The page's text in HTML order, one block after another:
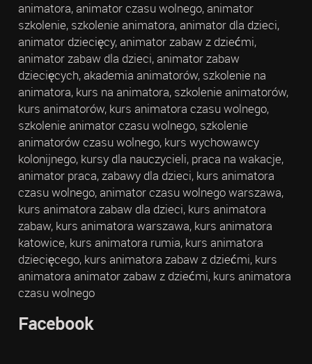
animatora, animator czasu wolnego, animator
szkolenie, szkolenie animatora, animator dla dzieci,
animator dziecięcy, animator zabaw z dziećmi,
animator zabaw dla dzieci, animator zabaw
dziecięcych, akademia animatorów, szkolenie na
animatora, kurs na animatora, szkolenie animatorów,
kurs animatorów, kurs animatora czasu wolnego,
szkolenie animator czasu wolnego, szkolenie
animatorów czasu wolnego, kurs wychowawcy
kolonijnego, kursy dla nauczycieli, praca na wakacje,
animator praca, zabawy dla dzieci, kurs animatora
czasu wolnego, animator czasu wolnego warszawa,
kurs animatora zabaw dla dzieci, kurs animatora
zabaw, kurs animatora warszawa, kurs animatora
katowice, kurs animatora rumia, kurs animatora
dziecięcego, kurs animatora zabaw z dziećmi, kurs
animatora animator zabaw z dziećmi, kurs animatora
czasu wolnego
Facebook